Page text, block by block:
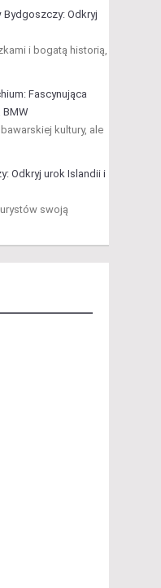
Odkryj
i bogatą historią,
Fascynująca
BMW
kultury, ale
Odkryj urok Islandii i
swoją